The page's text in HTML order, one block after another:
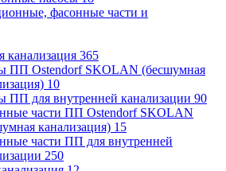
фасонные части и
канализация 365
ПП Ostendorf SKOLAN (бесшумная
10
ПП для внутренней канализации 90
части ПП Ostendorf SKOLAN
канализация) 15
части ПП для внутренней
250